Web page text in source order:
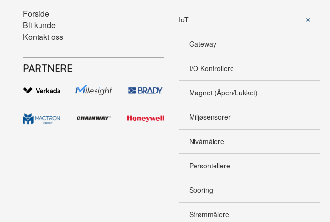
Forside
Bli kunde
Kontakt oss
PARTNERE
IoT
Gateway
I/O Kontrollere
Magnet (Åpen/Lukket)
Miljøsensorer
Nivåmålere
Persontellere
Sporing
Strømmålere